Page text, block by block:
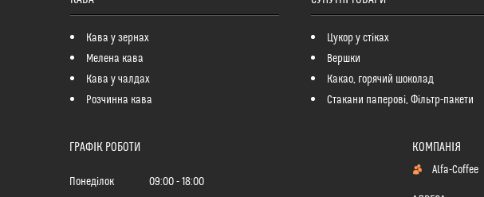
Кава у зернах
Мелена кава
Кава у чалдах
Розчинна кава
Цукор у стіках
Вершки
Какао, горячий шоколад
Стакани паперові, Фільтр-пакети
ГРАФІК РОБОТИ
Понеділок 09:00
18:00
Alfa-Coffee